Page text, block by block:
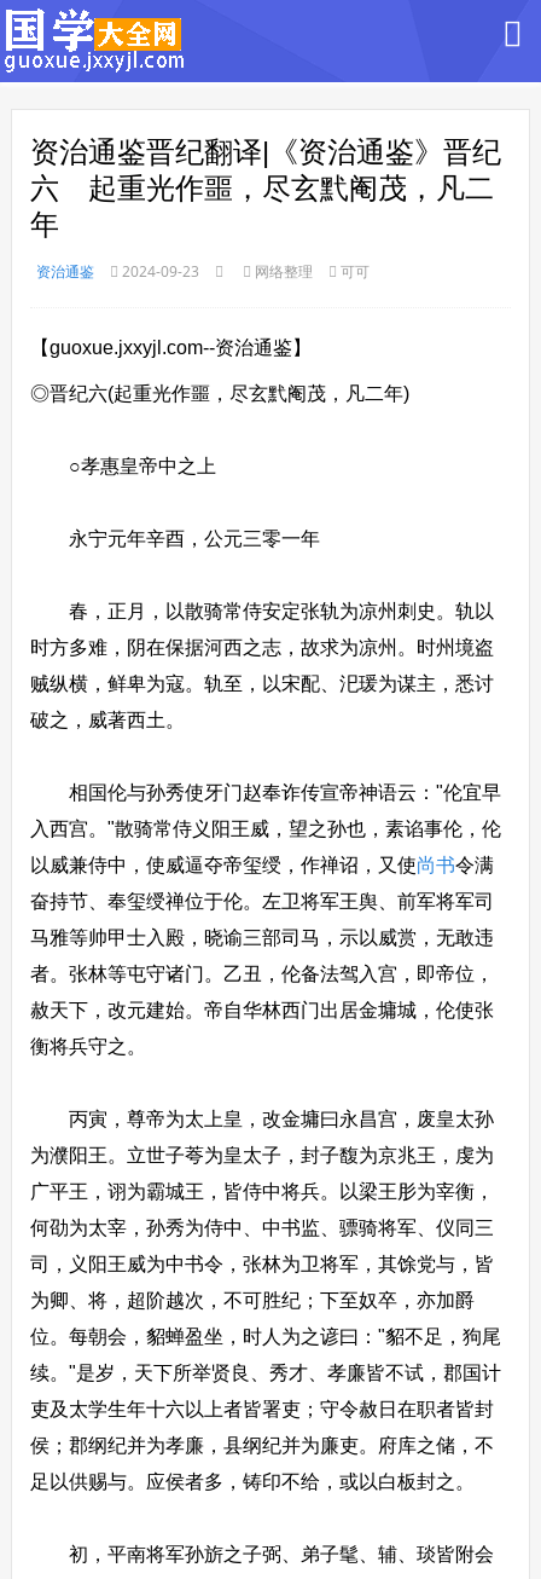
资治通鉴晋纪翻译|《资治通鉴》晋纪
六 起重光作噩，尽玄黓阉茂，凡二
年
资治通鉴 2024-09-23 网络整理 可可
【guoxue.jxxyjl.com--资治通鉴】
◎晋纪六(起重光作噩，尽玄黓阉茂，凡二年)
○孝惠皇帝中之上
永宁元年辛酉，公元三零一年
春，正月，以散骑常侍安定张轨为凉州刺史。轨以
时方多难，阴在保据河西之志，故求为凉州。时州境盗
贼纵横，鲜卑为寇。轨至，以宋配、汜瑗为谋主，悉讨
破之，威著西土。
相国伦与孙秀使牙门赵奉诈传宣帝神语云："伦宜早
入西宫。"散骑常侍义阳王威，望之孙也，素谄事伦，伦
以威兼侍中，使威逼夺帝玺绶，作禅诏，又使尚书令满
奋持节、奉玺绶禅位于伦。左卫将军王舆、前军将军司
马雅等帅甲士入殿，晓谕三部司马，示以威赏，无敢违
者。张林等屯守诸门。乙丑，伦备法驾入宫，即帝位，
赦天下，改元建始。帝自华林西门出居金墉城，伦使张
衡将兵守之。
丙寅，尊帝为太上皇，改金墉曰永昌宫，废皇太孙
为濮阳王。立世子荂为皇太子，封子馥为京兆王，虔为
广平王，诩为霸城王，皆侍中将兵。以梁王肜为宰衡，
何劭为太宰，孙秀为侍中、中书监、骠骑将军、仪同三
司，义阳王威为中书令，张林为卫将军，其馀党与，皆
为卿、将，超阶越次，不可胜纪；下至奴卒，亦加爵
位。每朝会，貂蝉盈坐，时人为之谚曰："貂不足，狗尾
续。"是岁，天下所举贤良、秀才、孝廉皆不试，郡国计
吏及太学生年十六以上者皆署吏；守令赦日在职者皆封
侯；郡纲纪并为孝廉，县纲纪并为廉吏。府库之储，不
足以供赐与。应侯者多，铸印不给，或以白板封之。
初，平南将军孙旂之子弼、弟子髦、辅、琰皆附会